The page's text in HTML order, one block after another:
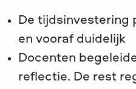
De tijdsinvestering
en vooraf duidelijk
Docenten
reflectie. De rest